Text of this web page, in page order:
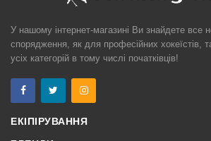
У нашому інтернет-магазині Ви знайдете все
спорядження, як для професійних хокеїстів,
усіх категорій в тому числі початківців!
ЕКІПІРУВАННЯ